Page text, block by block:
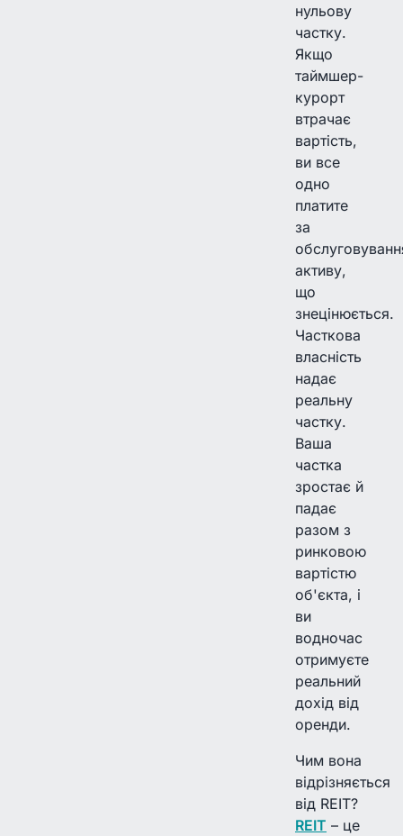
нульову
частку.
Якщо
таймшер-
курорт
втрачає
вартість,
ви все
одно
платите
за
активу,
що
знецінюється.
Часткова
власність
надає
реальну
частку.
Ваша
частка
зростає й
падає
разом з
ринковою
вартістю
об'єкта, і
ви
водночас
отримуєте
реальний
дохід від
оренди.
Чим вона
відрізняється
від REIT?
REIT – це